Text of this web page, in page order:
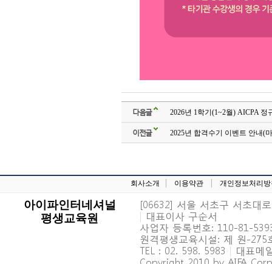
다음글 2026년 1학기(1~2월) AICPA
이전글 2025년 합격수기 이벤트 안내(
회사소개 이용약관 개인정보처리
아이파인터네셔널
평생교육원
[06632] 서울 서초구 서초대
| 대표이사 구순서
사업자 등록번호: 110-81-
원격평생교육시설: 제 원-
TEL : 02. 598. 5983 | 대표메